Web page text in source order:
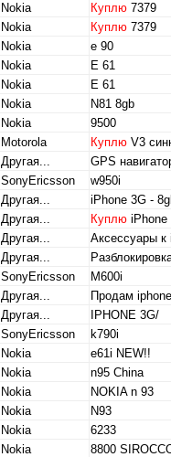
Nokia Куплю 7379
Nokia Куплю 7379
Nokia
e 90
Nokia
E 61
Nokia
E 61
Nokia
N81 8gb
Nokia
9500
Motorola Куплю V3
Другая...
GPS
SonyEricsson
w950i
Другая...
iPhone 3G -
Другая... Куплю iPhone
Другая...
Аксессуары к
Другая...
SonyEricsson
M600i
Другая...
Продам
Другая...
IPHONE 3G/
SonyEricsson
k790i
Nokia
e61i NEW!!
Nokia
n95 China
Nokia
NOKIA n 93
Nokia
N93
Nokia
6233
Nokia
8800